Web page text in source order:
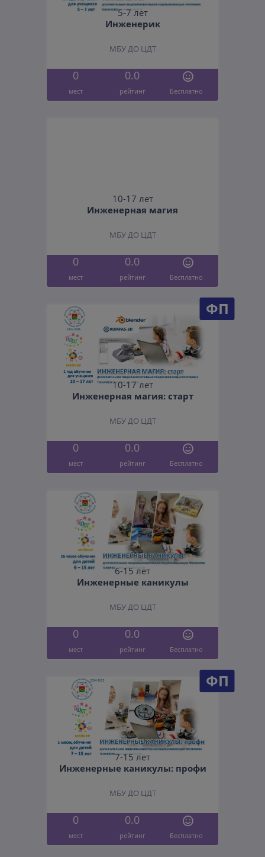
5-7 лет
Инженерик
МБУ ДО ЦДТ
0 0.0
мест рейтинг Бесплатно
10-17 лет
Инженерная магия
МБУ ДО ЦДТ
0 0.0
мест рейтинг Бесплатно
ФП
10-17 лет
Инженерная магия: старт
МБУ ДО ЦДТ
0 0.0
мест рейтинг Бесплатно
6-15 лет
Инженерные каникулы
МБУ ДО ЦДТ
0 0.0
мест рейтинг Бесплатно
ФП
7-15 лет
Инженерные каникулы: профи
МБУ ДО ЦДТ
0 0.0
мест рейтинг Бесплатно